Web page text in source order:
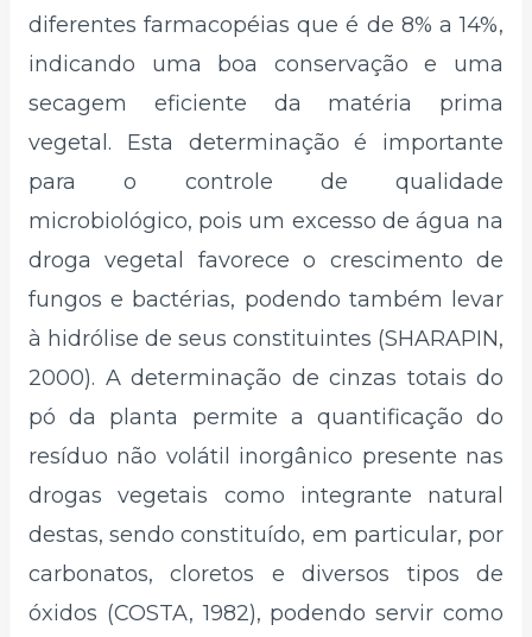
diferentes farmacopéias que é de 8% a 14%,
indicando uma boa conservação e uma
secagem eficiente da matéria prima
vegetal. Esta determinação é importante
para o controle de qualidade
microbiológico, pois um excesso de água na
droga vegetal favorece o crescimento de
fungos e bactérias, podendo também levar
à hidrólise de seus constituintes (SHARAPIN,
2000). A determinação de cinzas totais do
pó da planta permite a quantificação do
resíduo não volátil inorgânico presente nas
drogas vegetais como integrante natural
destas, sendo constituído, em particular, por
carbonatos, cloretos e diversos tipos de
óxidos (COSTA, 1982), podendo servir como